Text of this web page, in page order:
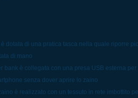
dotata di una pratica tasca nella quale riporre
di mano
bank è collegata con una presa USB esterna
senza dover aprire lo zaino
è realizzato con un tessuto in rete imbottito